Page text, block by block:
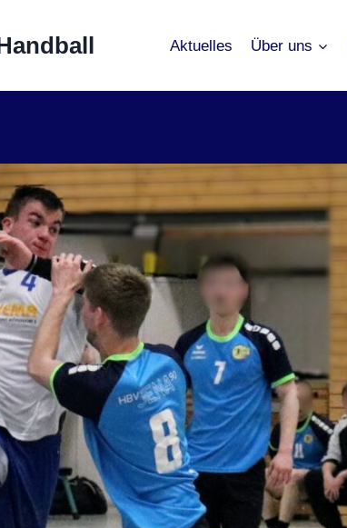
Aktuelles Über uns